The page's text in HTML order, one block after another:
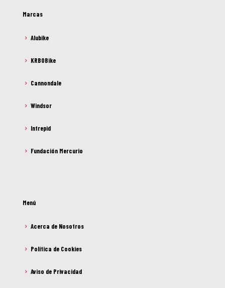
Marcas
Alubike
KRBOBike
Cannondale
Windsor
Intrepid
Fundación Mercurio
Menú
Acerca de Nosotros
Política de Cookies
Aviso de Privacidad